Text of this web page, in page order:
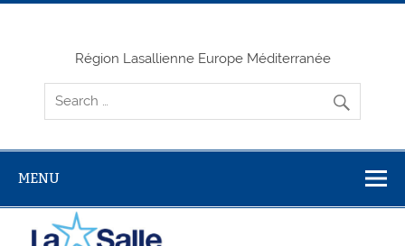
Skip
Région Lasallienne Europe Méditerranée
MENU